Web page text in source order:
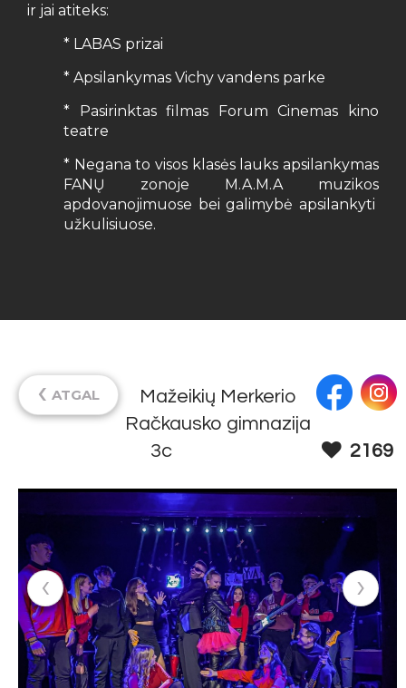
ir jai atiteks:
* LABAS prizai
* Apsilankymas Vichy vandens parke
* Pasirinktas filmas Forum Cinemas kino
teatre
* Negana to visos klasės lauks apsilankymas
FANŲ zonoje M.A.M.A muzikos
apdovanojimuose bei galimybė apsilankyti
užkulisiuose.
‹ ›
‹ ATGAL
Mažeikių Merkerio
Račkausko gimnazija
3c
2169